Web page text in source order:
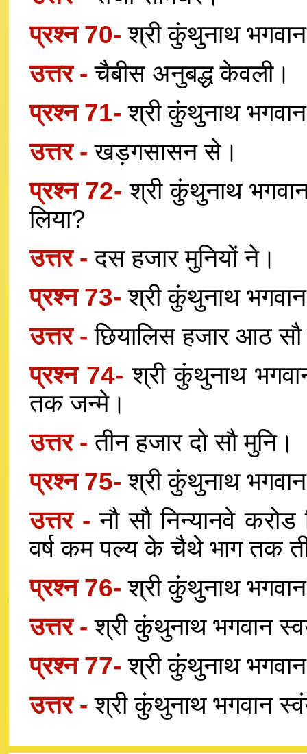
प्रश्न 70-श्री कुंथुनाथ
उत्तर -चैबीस अनुबद्ध केवली।
प्रश्न 71-श्री कुंथुनाथ
उत्तर -खड़गसासन से।
प्रश्न 72-श्री कुंथुनाथ
लिया?
उत्तर -दस हजार मुनियों ने।
प्रश्न 73-श्री कुंथुनाथ भगवान
उत्तर -छियालिस हजार आठ
प्रश्न 74-श्री कुंथुनाथ
तक जन्मे।
उत्तर -तीन हजार दो सौ मुनि।
प्रश्न 75-श्री कुंथुनाथ भगवान
उत्तर -नौ सौ निन्यानवे
वर्ष कम पल्य के चैथे भाग तक
प्रश्न 76-श्री कुंथुनाथ
उत्तर -श्री कुंथुनाथ भगवान
प्रश्न 77-श्री कुंथुनाथ
उत्तर -श्री कुंथुनाथ भगवान